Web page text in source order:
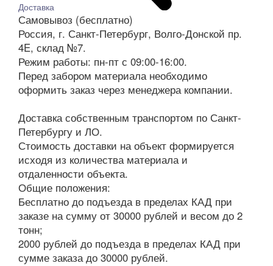
Доставка
Самовывоз (бесплатно)
Россия, г. Санкт-Петербург, Волго-Донской пр.
4E, склад №7.
Режим работы: пн-пт с 09:00-16:00.
Перед забором материала необходимо
оформить заказ через менеджера компании.
Доставка собственным транспортом по Санкт-
Петербургу и ЛО.
Стоимость доставки на объект формируется
исходя из количества материала и
отдаленности объекта.
Общие положения:
Бесплатно до подъезда в пределах КАД при
заказе на сумму от 30000 рублей и весом до 2
тонн;
2000 рублей до подъезда в пределах КАД при
сумме заказа до 30000 рублей.